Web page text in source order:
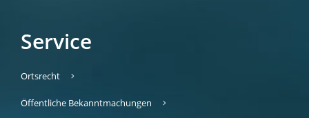
Service
Ortsrecht
Öffentliche Bekanntmachungen